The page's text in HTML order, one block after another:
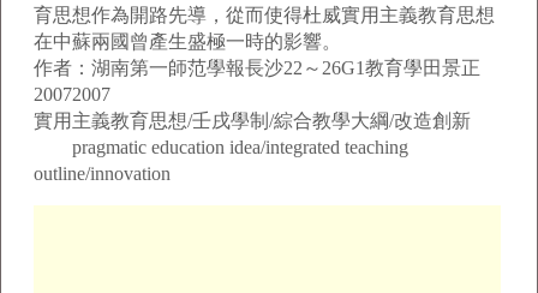
育思想作為開路先導，從而使得杜威實用主義教育思想
在中蘇兩國曾產生盛極一時的影響。
作者：湖南第一師范學報長沙22～26G1教育學田景正
20072007
實用主義教育思想/壬戌學制/綜合教學大綱/改造創新
pragmatic education idea/integrated teaching
outline/innovation